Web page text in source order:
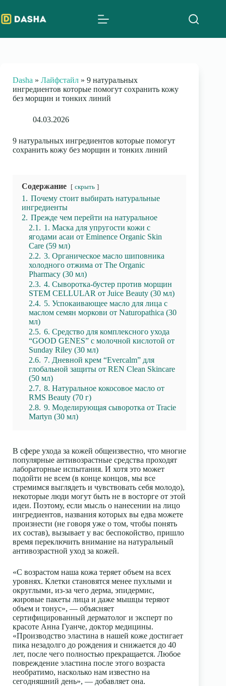
to
content
Dasha » Лайфстайл » 9 натуральных
ингредиентов которые помогут сохранить кожу
без морщин и тонких линий
04.03.2026
9 натуральных ингредиентов которые помогут
сохранить кожу без морщин и тонких линий
Содержание скрыть
1. Почему стоит выбирать натуральные
ингредиенты
2. Прежде чем перейти на натуральное
2.1. 1. Маска для упругости кожи с
ягодами асаи от Eminence Organic Skin
Care (59 мл)
2.2. 3. Органическое масло шиповника
холодного отжима от The Organic
Pharmacy (30 мл)
2.3. 4. Сыворотка-бустер против морщин
STEM CELLULAR от Juice Beauty (30 мл)
2.4. 5. Успокаивающее масло для лица с
маслом семян моркови от Naturopathica (30
мл)
2.5. 6. Средство для комплексного ухода
“GOOD GENES” с молочной кислотой от
Sunday Riley (30 мл)
2.6. 7. Дневной крем “Evercalm” для
глобальной защиты от REN Clean Skincare
(50 мл)
2.7. 8. Натуральное кокосовое масло от
RMS Beauty (70 г)
2.8. 9. Моделирующая сыворотка от Tracie
Martyn (30 мл)
В сфере ухода за кожей общеизвестно, что многие
популярные антивозрастные средства проходят
лабораторные испытания. И хотя это может
подойти не всем (в конце концов, мы все
стремимся выглядеть и чувствовать себя молодо),
некоторые люди могут быть не в восторге от этой
идеи. Поэтому, если мысль о нанесении на лицо
ингредиентов, названия которых вы едва можете
произнести (не говоря уже о том, чтобы понять
их состав), вызывает у вас беспокойство, пришло
время переключить внимание на натуральный
антивозрастной уход за кожей.
«С возрастом наша кожа теряет объем на всех
уровнях. Клетки становятся менее пухлыми и
округлыми, из-за чего дерма, эпидермис,
жировые пакеты лица и даже мышцы теряют
объем и тонус», — объясняет
сертифицированный дерматолог и эксперт по
красоте Анна Гуанче, доктор медицины.
«Производство эластина в нашей коже достигает
пика незадолго до рождения и снижается до 40
лет, после чего полностью прекращается. Любое
повреждение эластина после этого возраста
необратимо, насколько нам известно на
сегодняшний день», — добавляет она.